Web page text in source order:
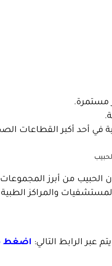
مستمرة.
في أحد أكبر القطاعات
الحبيب من أبرز
والمراكز
عبر الرابط التالي: اضغط